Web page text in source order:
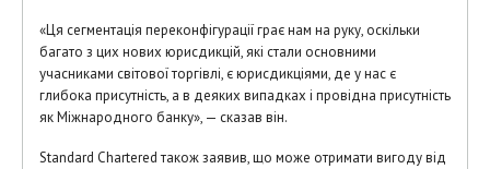
«Ця сегментація переконфігурації грає нам на руку, оскільки
багато з цих нових юрисдикцій, які стали основними
учасниками світової торгівлі, є юрисдикціями, де у нас є
глибока присутність, а в деяких випадках і провідна присутність
як Міжнародного банку», — сказав він.
Standard Chartered також заявив, що може отримати вигоду від